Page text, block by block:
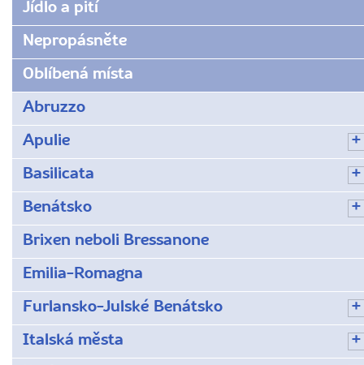
Jídlo a pití
Nepropásněte
Oblíbená místa
Abruzzo
Apulie
Basilicata
Benátsko
Brixen neboli Bressanone
Emilia-Romagna
Furlansko-Julské Benátsko
Italská města